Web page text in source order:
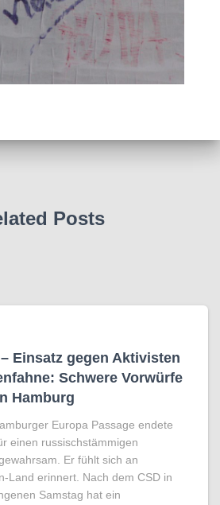
Posts
Einsatz gegen Aktivisten
Schwere Vorwürfe
Hamburg
Europa Passage endete
einen russischstämmigen
Er fühlt sich an
Land erinnert. Nach dem CSD in
Samstag hat ein